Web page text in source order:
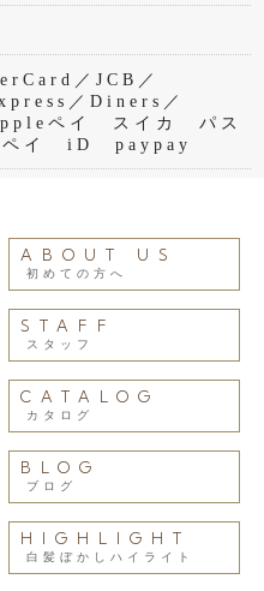
／JCB／
／Diners／
ペイ スイカ パス
ペイ iD paypay
ABOUT US
初めての方へ
STAFF
スタッフ
CATALOG
カタログ
BLOG
ブログ
HIGHLIGHT
白髪ぼかしハイライト